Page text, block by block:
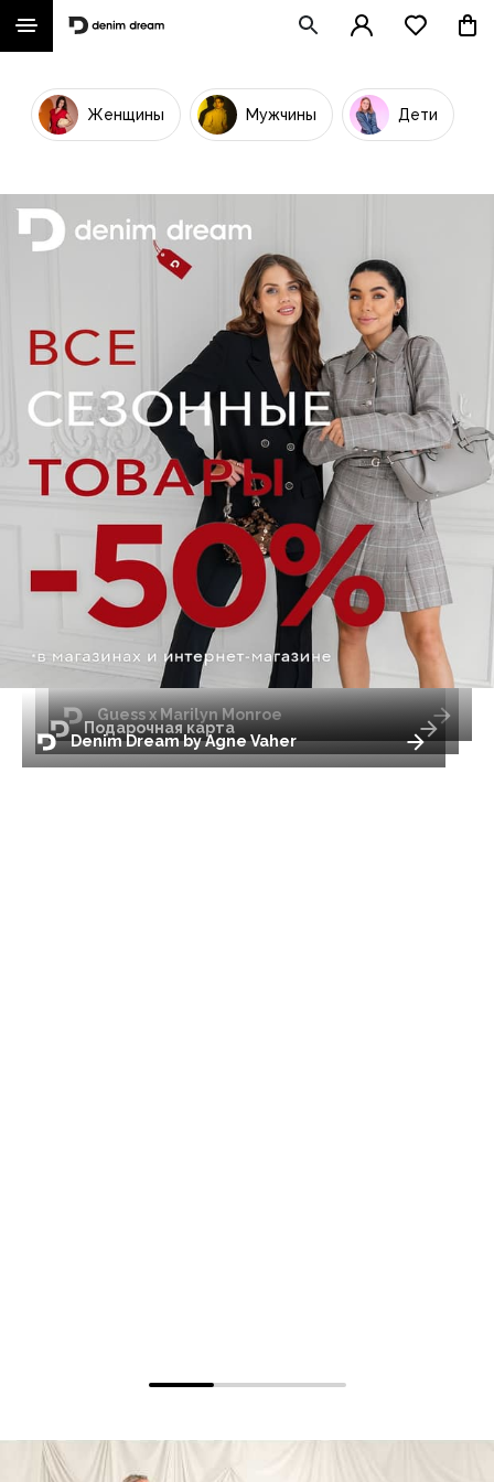
Женщины Мужчины Дети
Denim Dream by Agne Vaher
Подарочная карта
Guess x Marilyn Monroe